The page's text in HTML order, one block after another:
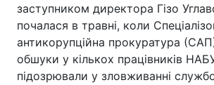
заступником директора Гізо
почалася в травні, коли
антикорупційна прокуратура
обшуки у кількох працівників
підозрювали у зловживанні